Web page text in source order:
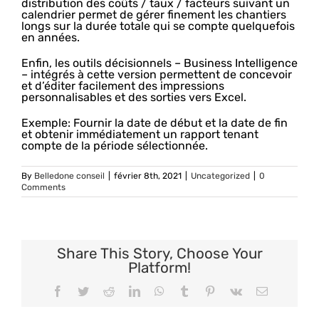
distribution des coûts / taux / facteurs suivant un
calendrier permet de gérer finement les chantiers
longs sur la durée totale qui se compte quelquefois
en années.
Enfin, les outils décisionnels – Business Intelligence
– intégrés à cette version permettent de concevoir
et d’éditer facilement des impressions
personnalisables et des sorties vers Excel.
Exemple: Fournir la date de début et la date de fin
et obtenir immédiatement un rapport tenant
compte de la période sélectionnée.
By Belledone conseil février 8th, 2021 Uncategorized
0
Comments
Share This Story, Choose Your
Platform!
Facebook
TwitterRedditLinkedInWhatsApp
Tumblr Pinterest
Vk Email